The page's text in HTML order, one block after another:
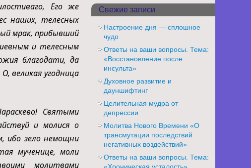
Его же
наших, телесных
мрак, прибывший
и телесным
благодати, да
великая угодница
Святыми
и молися о
ибо зело немощни
мученице, моли
молитвами
Свежие записи
Настроение дня — сплошное
чудо
Ответы на ваши вопросы. Тема:
«Восстановление после
инсульта»
Духовное развитие и
дауншифтинг
Целительная мудра от
депрессии
Молитва Нового Времени «О
трансмутации последствий
негативных воздействий»
Ответы на ваши вопросы. Тема:
«Хроническая усталость»